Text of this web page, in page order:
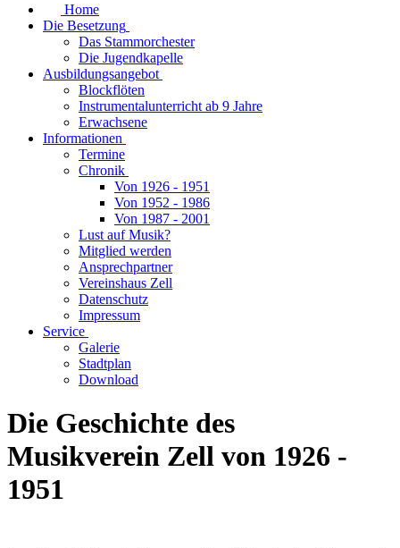
Home
Die Besetzung
Das Stammorchester
Die Jugendkapelle
Ausbildungsangebot
Blockflöten
Instrumentalunterricht ab 9 Jahre
Erwachsene
Informationen
Termine
Chronik
Von 1926 - 1951
Von 1952 - 1986
Von 1987 - 2001
Lust auf Musik?
Mitglied werden
Ansprechpartner
Vereinshaus Zell
Datenschutz
Impressum
Service
Galerie
Stadtplan
Download
Die Geschichte des
Musikverein Zell von 1926 -
1951